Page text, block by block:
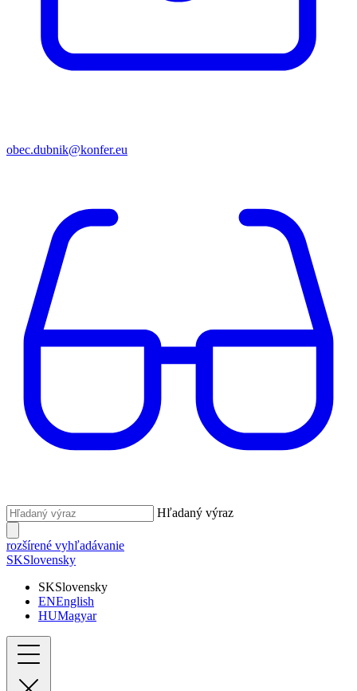
obec.dubnik@konfer.eu
Hľadaný výraz
rozšírené vyhľadávanie
SKSlovensky
SKSlovensky
ENEnglish
HUMagyar